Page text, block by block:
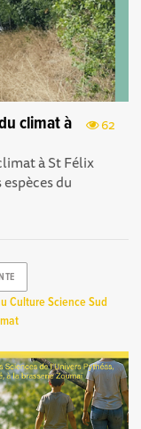
62
climat à
à St Félix
du
Culture Science Sud